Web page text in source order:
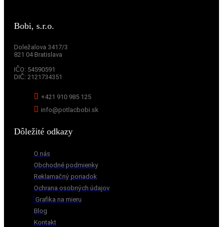
Bobi, s.r.o.
Doležalova 3417/3
821 04 Bratislava
IČO: 54590591
DIČ: 2121734351
+421 910 985 125
info@potlacbobi.sk
Dôležité odkazy
O nás
Obchodné podmienky
Reklamačný poriadok
Ochrana osobných údajov
Grafika na mieru
Blog
Kontakt